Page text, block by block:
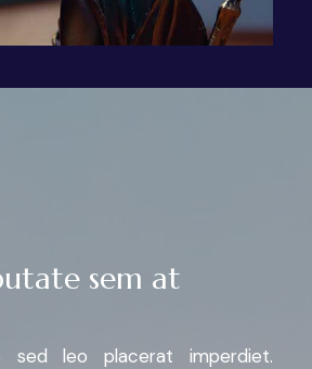
sem at
sed leo placerat imperdiet.